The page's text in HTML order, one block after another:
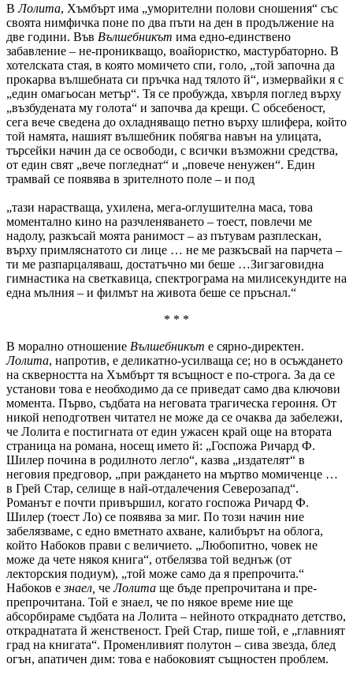
ВЛолита, Хъмбърт има „уморителни полови сношения“ със
своята нимфичка поне по два пъти на ден в продължение на
две години. Във Вълшебникът има едно-единствено
забавление – не-проникващо, воайористко, мастурбаторно. В
хотелската стая, в която момичето спи, голо, „той започна да
прокарва вълшебната си пръчка над тялото й“, измервайки я с
„един омагьосан метър“. Тя се пробужда, хвърля поглед върху
„възбудената му голота“ и започва да крещи. С обсебеност,
сега вече сведена до охладняващо петно върху шлифера, който
той намята, нашият вълшебник побягва навън на улицата,
търсейки начин да се освободи, с всички възможни средства,
от един свят „вече погледнат“ и „повече ненужен“. Един
трамвай се появява в зрителното поле – и под
„тази нарастваща, ухилена, мега-оглушителна маса, това
моментално кино на разчленяването – тоест, повлечи ме
надолу, разкъсай моята ранимост – аз пътувам разплескан,
върху примляснатото си лице … не ме разкъсвай на парчета –
ти ме разпарцаляваш, достатъчно ми беше …Зигзаговидна
гимнастика на светкавица, спектрограма на милисекундите на
една мълния – и филмът на живота беше се пръснал.“
* * *
В морално отношение Вълшебникът е сярно-директен.
Лолита, напротив, е деликатно-усилваща се; но в осъждането
на скверността на Хъмбърт тя всъщност е по-строга. За да се
установи това е необходимо да се приведат само два ключови
момента. Първо, съдбата на неговата трагическа героиня. От
никой неподготвен читател не може да се очаква да забележи,
че Лолита е постигната от един ужасен край още на втората
страница на романа, носещ името й: „Госпожа Ричард Ф.
Шилер почина в родилното легло“, казва „издателят“ в
неговия предговор, „при раждането на мъртво момиченце …
в Грей Стар, селище в най-отдалечения Северозапад“.
Романът е почти привършил, когато госпожа Ричард Ф.
Шилер (тоест Ло) се появява за миг. По този начин ние
забелязваме, с едно вметнато ахване, калибърът на облога,
който Набоков прави с величието. „Любопитно, човек не
може да чете някоя книга“, отбелязва той веднъж (от
лекторския подиум), „той може само да я препрочита.“
Набоков езнаел, чеЛолита ще бъде препрочитана и пре-
препрочитана. Той е знаел, че по някое време ние ще
абсорбираме съдбата на Лолита – нейното откраднато детство,
откраднатата й женственост. Грей Стар, пише той, е „главният
град на книгата“. Променливият полутон – сива звезда, блед
огън, апатичен дим: това е набоковият същностен проблем.